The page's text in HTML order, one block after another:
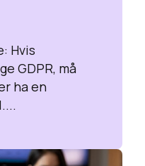
Hvis
GDPR, må
ha en